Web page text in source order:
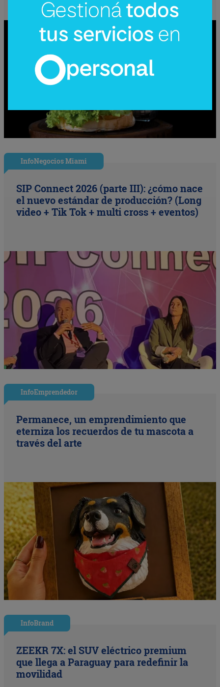
InfoNegocios Miami
SIP Connect 2026 (parte III): ¿cómo nace
el nuevo estándar de producción? (Long
video + Tik Tok + multi cross + eventos)
InfoEmprendedor
Permanece, un emprendimiento que
eterniza los recuerdos de tu mascota a
través del arte
InfoBrand
ZEEKR 7X: el SUV eléctrico premium
que llega a Paraguay para redefinir la
movilidad